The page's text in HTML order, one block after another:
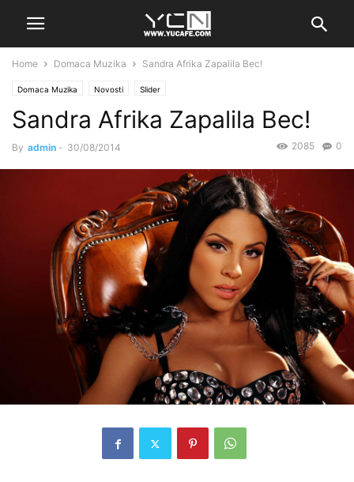
Home Domaca Muzika Sandra Afrika Zapalila Bec!
Domaca Muzika Novosti Slider
Sandra Afrika Zapalila Bec!
By admin - 30/08/2014 0
2085